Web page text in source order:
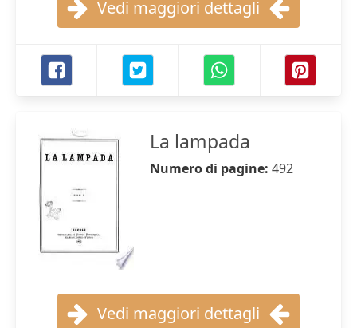
Vedi maggiori dettagli
La lampada
Numero di pagine: 492
Vedi maggiori dettagli